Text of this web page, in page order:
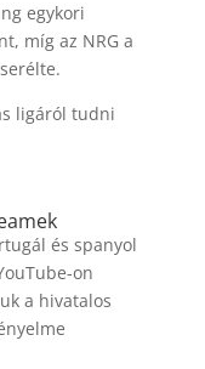
egykori
míg az NRG a
ligáról tudni
és spanyol
on
a hivatalos